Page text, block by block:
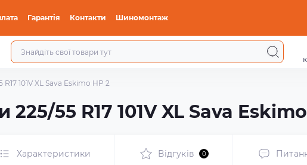
Гарантія Контакти Шиномонтаж
101V XL Sava Eskimo HP 2
55 R17 101V XL Sava
Характеристики Відгуків 0